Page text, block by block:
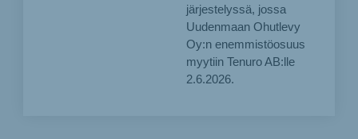
järjestelyssä, jossa
Uudenmaan Ohutlevy
Oy:n enemmistöosuus
myytiin Tenuro AB:lle
2.6.2026.